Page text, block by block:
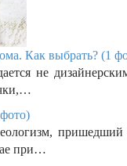
Как выбрать? (1
не
пришедший
при…